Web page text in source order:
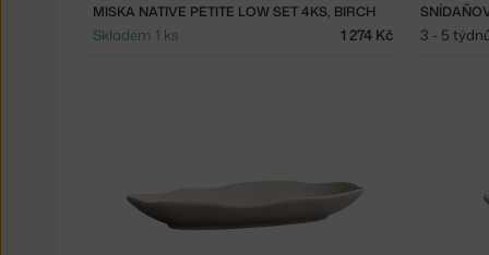
MISKA NATIVE PETITE LOW SET 4KS, BIRCH
Skladem 1 ks 1 274 Kč 3 - 5